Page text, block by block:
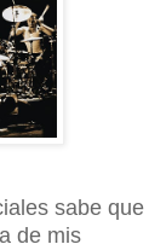
sabe que
de mis